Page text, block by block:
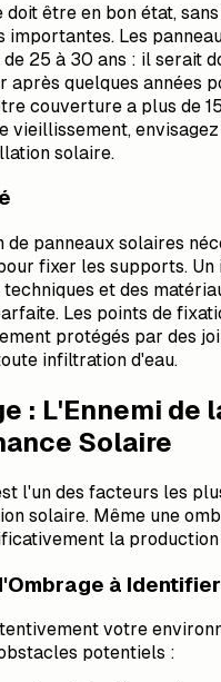
être en bon état,
importantes. Les
25 à 30 ans : il serait
après quelques années
couverture a plus de
vieillissement,
solaire.
de panneaux solaires
fixer les supports.
et des
Les points de
protégés par des
infiltration d'eau.
: L'Ennemi de
Solaire
l'un des facteurs les
solaire. Même une
la
à Identifier
votre
potentiels :